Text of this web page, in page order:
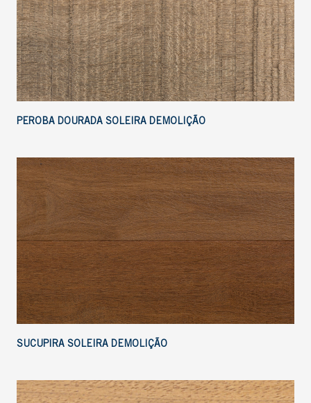
PEROBA DOURADA SOLEIRA DEMOLIÇÃO
SUCUPIRA SOLEIRA DEMOLIÇÃO